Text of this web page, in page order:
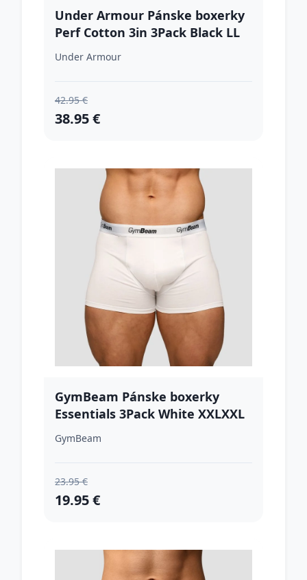
Under Armour Pánske boxerky
Perf Cotton 3in 3Pack Black LL
Under Armour
42.95 €
38.95 €
GymBeam Pánske boxerky
Essentials 3Pack White XXLXXL
GymBeam
23.95 €
19.95 €